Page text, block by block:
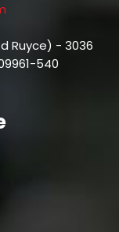
Ruyce) - 3036
540